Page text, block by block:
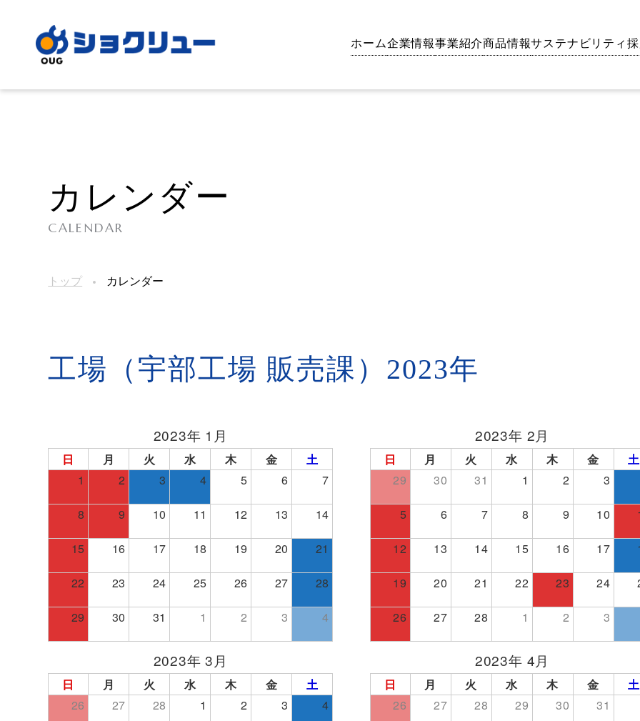
ホーム企業情報事業紹介商品情報サステナビリティ
カレンダー
CALENDAR
トップ カレンダー
工場（宇部工場 販売課）2023年
2023年 1月
日 月 火 水 木 金
土
1
2 3 4 5 6 7
8 9 10 11 12 13 14
15 16 17 18 19 20 21
22 23 24 25 26 27 28
29 30 31 1 2 3 4
2023年 2月
日 月 火 水 木 金
土
29
30 31 1 2 3
5 6 7 8 9 10
12 13 14 15 16 17
19 20 21 22 23 24
26 27 28 1 2 3
2023年 3月
日 月 火 水 木 金
土
26
27 28 1 2 3 4
2023年 4月
日 月 火 水 木 金
土
26
27 28 29 30 31